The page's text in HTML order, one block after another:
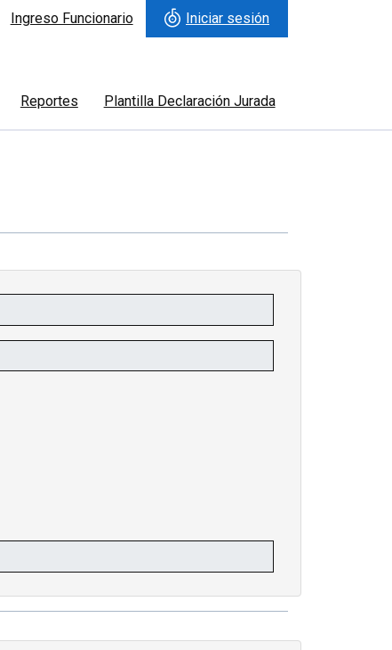
Ingreso Funcionario Iniciar sesión
Reportes Plantilla Declaración Jurada